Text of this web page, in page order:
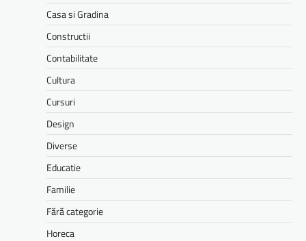
Casa si Gradina
Constructii
Contabilitate
Cultura
Cursuri
Design
Diverse
Educatie
Familie
Fără categorie
Horeca